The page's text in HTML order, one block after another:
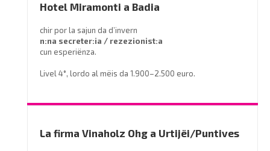
Hotel Miramonti a Badia
chir por la sajun da d’invern
n:na secreter:ia / rezezionist:a
cun esperiënza.
Livel 4°, lordo al mëis da 1.900–2.500 euro.
info@miramontihotel.it
o telefoné al
La firma Vinaholz Ohg a Urtijëi/Puntives